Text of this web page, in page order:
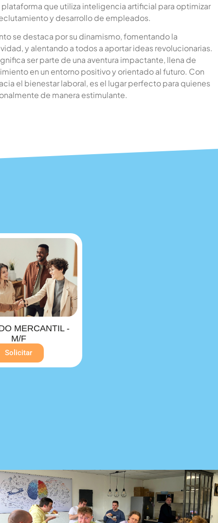
sus colaboradores en su integración dentro de
al módulo de onboarding del ATS de
que utiliza inteligencia artificial para optimizar
y desarrollo de empleados.
se destaca por su dinamismo, fomentando la
y alentando a todos a aportar ideas revolucionarias.
ser parte de una aventura impactante, llena de
en un entorno positivo y orientado al futuro. Con
el bienestar laboral, es el lugar perfecto para quienes
de manera estimulante.
MERCANTIL -
M/F
Solicitar